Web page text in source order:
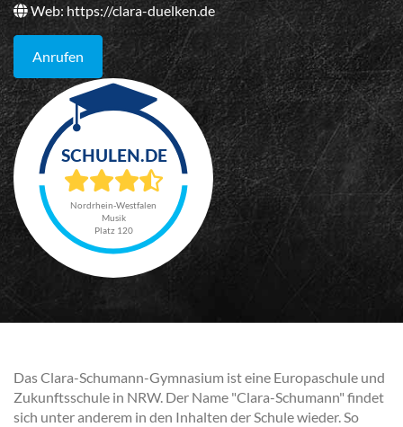
Web:https://clara-duelken.de
Anrufen
Nordrhein-Westfalen
Musik
Platz 120
Das Clara-Schumann-Gymnasium ist eine Europaschule und
Zukunftsschule in NRW. Der Name "Clara-Schumann" findet
sich unter anderem in den Inhalten der Schule wieder. So